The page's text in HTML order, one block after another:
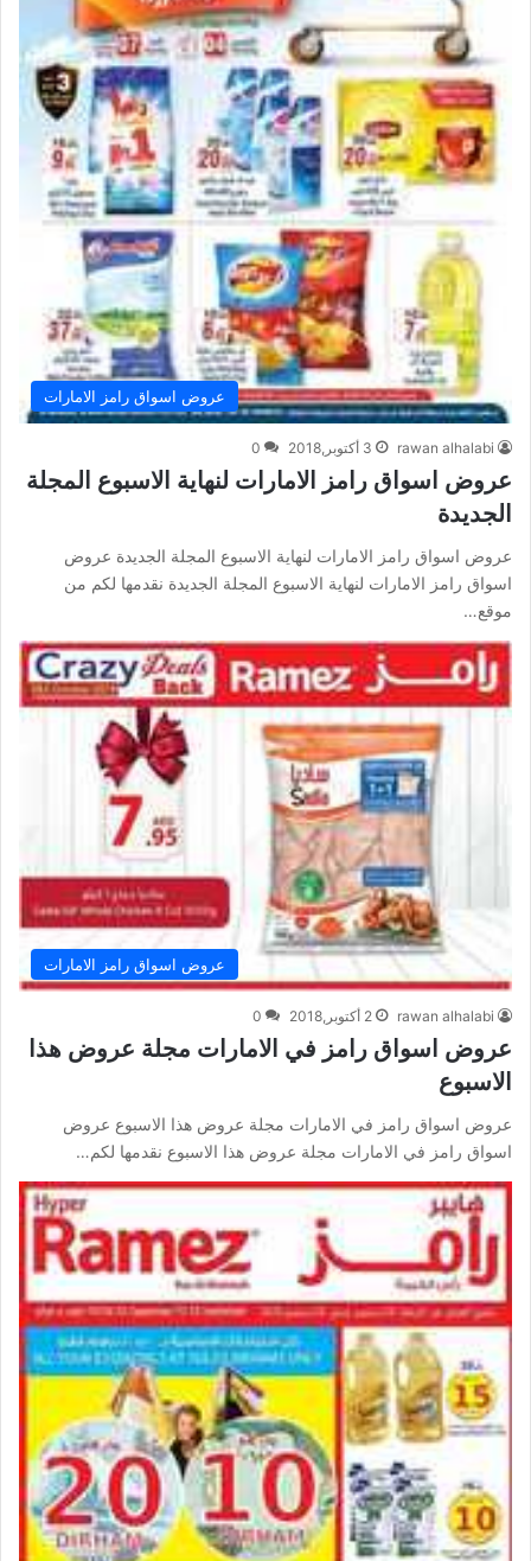
عروض اسواق رامز الامارات
rawan alhalabi 3 أكتوبر,2018 0
عروض اسواق رامز الامارات لنهاية الاسبوع المجلة
الجديدة
عروض اسواق رامز الامارات لنهاية الاسبوع المجلة الجديدة عروض
اسواق رامز الامارات لنهاية الاسبوع المجلة الجديدة نقدمها لكم من
موقع…
عروض اسواق رامز الامارات
rawan alhalabi 2 أكتوبر,2018 0
عروض اسواق رامز في الامارات مجلة عروض هذا
الاسبوع
عروض اسواق رامز في الامارات مجلة عروض هذا الاسبوع عروض
اسواق رامز في الامارات مجلة عروض هذا الاسبوع نقدمها لكم…